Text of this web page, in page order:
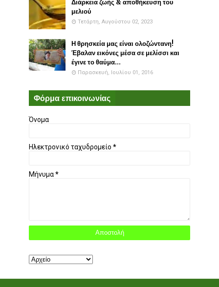
Διάρκεια ζωής & αποθήκευση του
μελιού
Τετάρτη, Αυγούστου 02, 2023
Η θρησκεία μας είναι ολοζώντανη!
Έβαλαν εικόνες μέσα σε μελίσσι και
έγινε το θαύμα...
Παρασκευή, Ιουλίου 01, 2016
Φόρμα επικοινωνίας
Όνομα
Ηλεκτρονικό ταχυδρομείο *
Μήνυμα*